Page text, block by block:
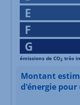
E
F
G
émissions de CO2 très
Montant
d'énergie